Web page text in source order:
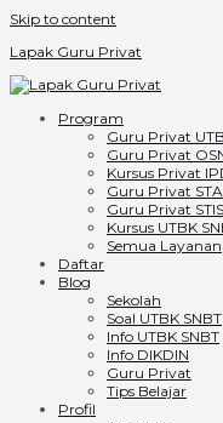
Skip to content
Lapak Guru Privat
Program
Guru Privat
Guru Privat
Kursus Privat
Guru Privat
Guru Privat STIS
Kursus UTBK
Semua Layanan
Daftar
Blog
Sekolah
Soal UTBK SNBT
Info UTBK SNBT
Info DIKDIN
Guru Privat
Tips Belajar
Profil